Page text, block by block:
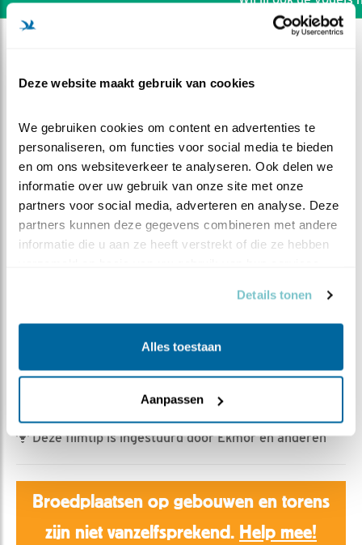
Deze website maakt gebruik van cookies
We gebruiken cookies om content en advertenties te
personaliseren, om functies voor social media te bieden
en om ons websiteverkeer te analyseren. Ook delen we
informatie over uw gebruik van onze site met onze
partners voor social media, adverteren en analyse. Deze
partners kunnen deze gegevens combineren met andere
informatie die u aan ze heeft verstrekt of die ze hebben
Details tonen
Alles toestaan
Aanpassen
Daar gaat weer een ei
Aaltje | Geplaatst op 12 april 2023, 8:41 |
Vind ik leuk
|
Deze filmtip is ingestuurd door Ekmor en anderen
Broedplaatsen op gebouwen en torens
zijn niet vanzelfsprekend. Help mee!